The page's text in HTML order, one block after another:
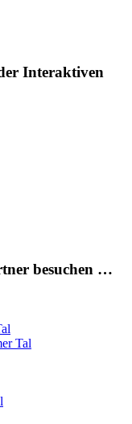
Interaktiven
besuchen …
Tal